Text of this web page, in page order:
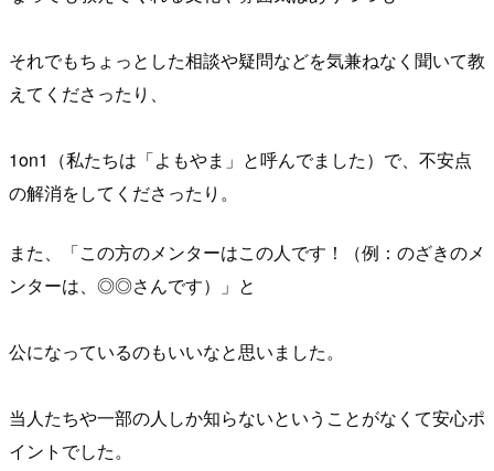
それでもちょっとした相談や疑問などを気兼ねなく聞いて教
えてくださったり、
1on1（私たちは「よもやま」と呼んでました）で、不安点
の解消をしてくださったり。
また、「この方のメンターはこの人です！（例：のざきのメ
ンターは、◎◎さんです）」と
公になっているのもいいなと思いました。
当人たちや一部の人しか知らないということがなくて安心ポ
イントでした。